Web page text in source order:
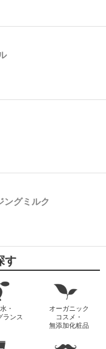
ングミルク
す
・
ランス
オーガニック
コスメ・
無添加化粧品